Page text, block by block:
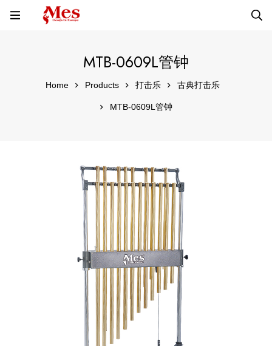
MTB-0609L管钟
Home Products 打击乐 古典打击乐
MTB-0609L管钟